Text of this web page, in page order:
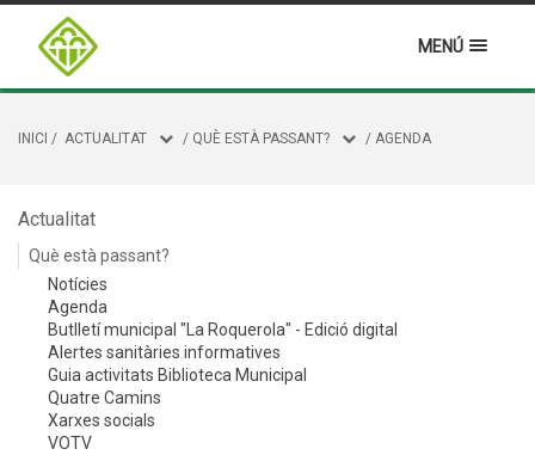
MENÚ
INICI / ACTUALITAT / QUÈ ESTÀ PASSANT? / AGENDA
Actualitat
Què està passant?
Notícies
Agenda
Butlletí municipal "La Roquerola" - Edició digital
Alertes sanitàries informatives
Guia activitats Biblioteca Municipal
Quatre Camins
Xarxes socials
VOTV